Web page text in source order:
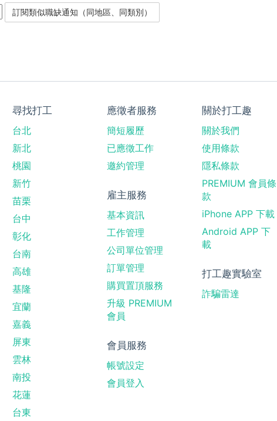
尋找打工
台北
新北
桃園
新竹
苗栗
台中
彰化
台南
高雄
基隆
宜蘭
嘉義
屏東
雲林
南投
花蓮
台東
應徵者服務
簡短履歷
已應徵工作
邀約管理
雇主服務
基本資訊
工作管理
公司單位管理
訂單管理
購買置頂服務
升級 PREMIUM
會員
會員服務
帳號設定
會員登入
關於打工趣
關於我們
使用條款
隱私條款
PREMIUM 會員條
款
iPhone APP 下載
Android APP 下
載
打工趣實驗室
詐騙雷達